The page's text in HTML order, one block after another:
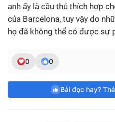
anh ấy là cầu thủ thích hợp
của Barcelona, tuy vậy do
họ đã không thể có được sự
0 0
Bài đọc hay?